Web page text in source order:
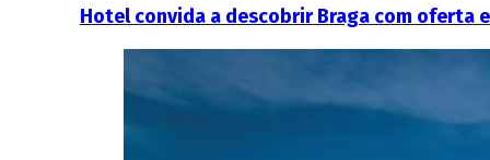
Hotel convida a descobrir Braga com oferta